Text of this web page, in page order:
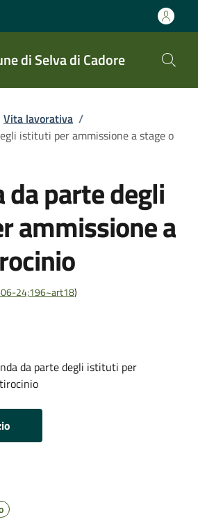
di Selva di Cadore
Vita lavorativa /
istituti per ammissione a stage o
da parte degli
ammissione a
24;196~art18)
da parte degli istituti per